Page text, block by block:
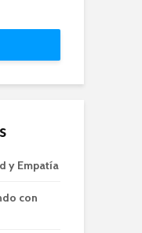
y Empatía
con